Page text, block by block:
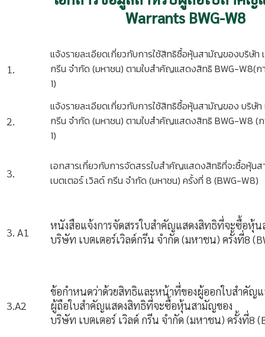
Warrants BWG-W8
1.
แจ้งรายละเอียดเกี่ยวกับการใช้สิทธิซื้อหุ้นสามัญของบริษัท
กรีน จำกัด (มหาชน) ตามใบสำคัญแสดงสิทธิ BWG-W8(ก
1)
2.
แจ้งรายละเอียดเกี่ยวกับการใช้สิทธิซื้อหุ้นสามัญของ บริษัท
กรีน จำกัด (มหาชน) ตามใบสำคัญแสดงสิทธิ BWG-W8 (
1)
3.
เอกสารเกี่ยวกับการจัดสรรใบสำคัญแสดงสิทธิที่จะซื้อหุ้น
เบตเตอร์ เวิลด์ กรีน จำกัด (มหาชน) ครั้งที่ 8 (BWG-W8)
3. A1
หนังสือแจ้งการจัดสรรใบสำคัญแสดงสิทธิที่จะซื้อหุ้
บริษัท เบตเตอร์เวิลด์กรีน จำกัด (มหาชน) ครั้งที่8
3.A2
ข้อกำหนดว่าด้วยสิทธิและหน้าที่ของผู้ออกใบสำคัญ
ผู้ถือใบสำคัญแสดงสิทธิที่จะซื้อหุ้นสามัญของ
บริษัท เบตเตอร์ เวิลด์ กรีน จำกัด (มหาชน) ครั้งที่8